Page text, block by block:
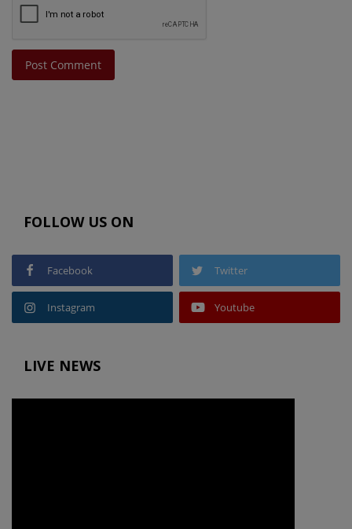
Post Comment
FOLLOW US ON
Facebook Twitter
Instagram Youtube
LIVE NEWS